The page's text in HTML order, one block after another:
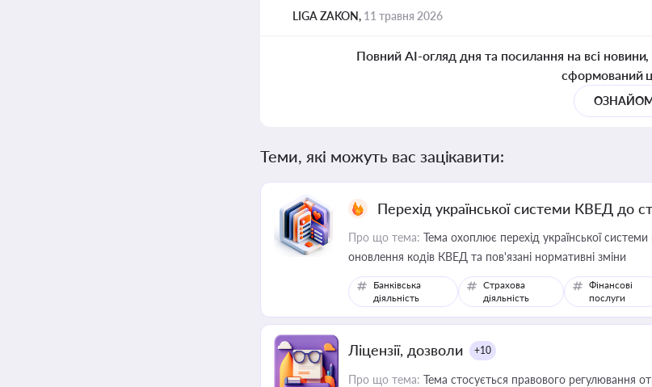
LIGA ZAKON, 11 травня 2026
Повний AI-огляд дня та посилання на всі новини,
сформований
Теми, які можуть вас зацікавити:
Перехід української системи КВЕД до
Про що тема: Тема охоплює перехід української системи
оновлення кодів КВЕД та пов'язані нормативні зміни
Банківська
діяльність
Страхова
діяльність
Фінансові
послуги
Ліцензії, дозволи +10
Про що тема: Тема стосується правового регулювання